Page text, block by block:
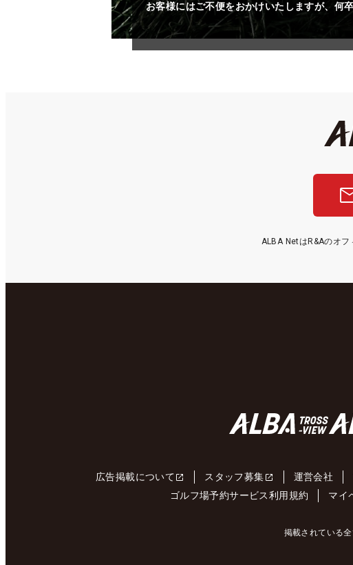
お客様にはご不便をおかけいたしますが、何
ALBA NetはR&Aのオフ
広告掲載について スタッフ募集 運営会社
ゴルフ場予約サービス利用規約
マイ
掲載されている